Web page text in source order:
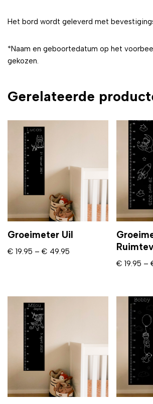
Het bord wordt geleverd met
*Naam en geboortedatum op het
gekozen.
Gerelateerde
Groeimeter Uil
€ 19.95 – € 49.95
€ 19.95 –